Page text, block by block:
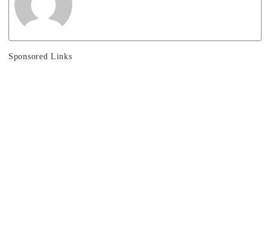
Sponsored Links